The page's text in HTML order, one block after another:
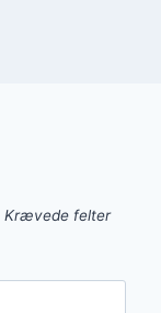
Krævede felter